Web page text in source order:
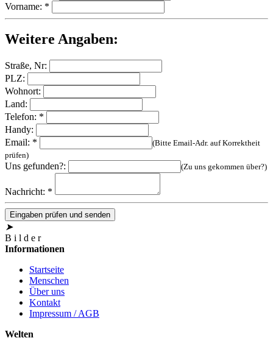
Vorname: *
Weitere Angaben:
Straße, Nr:
PLZ:
Wohnort:
Land:
Telefon: *
Handy:
Email: *
(Bitte Email-Adr. auf Korrektheit
prüfen)
Uns gefunden?: (Zu uns gekommen über?)
Nachricht: *
Eingaben prüfen und senden
➤
B i l d e r
Informationen
Startseite
Menschen
Über uns
Kontakt
Impressum / AGB
Welten